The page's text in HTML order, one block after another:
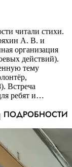
читали стихи.
А. В. и
организация
действий).
тему
Встреча
ребят и…
ПОДРОБНОСТИ